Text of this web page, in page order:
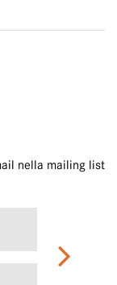
nella mailing list